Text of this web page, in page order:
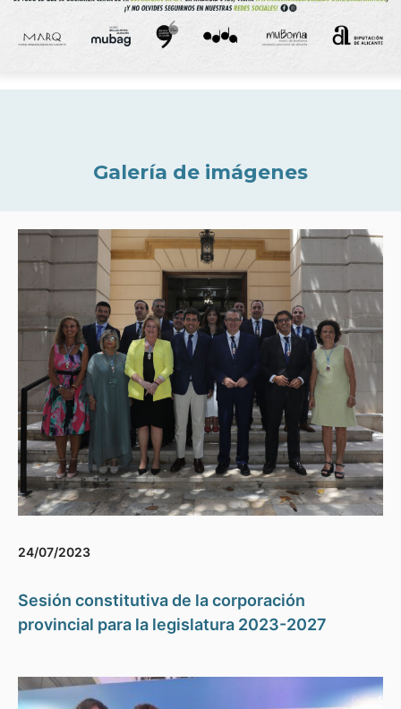
Galería de imágenes
24/07/2023
Sesión constitutiva de la corporación
provincial para la legislatura 2023-2027